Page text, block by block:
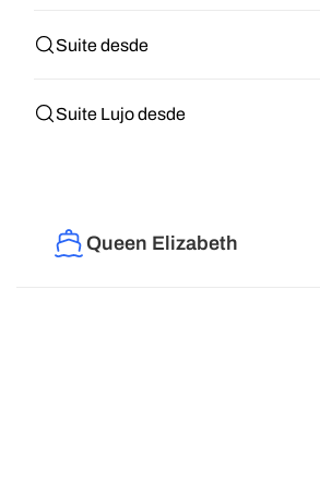
Suite desde
Suite Lujo desde
Queen Elizabeth